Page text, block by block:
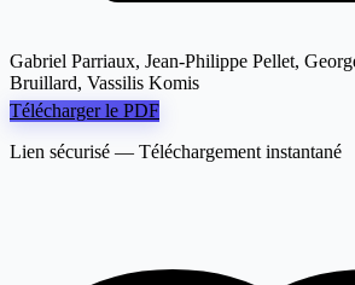
Gabriel Parriaux, Jean-Philippe Pellet,
Bruillard, Vassilis Komis
Télécharger le PDF
Lien sécurisé — Téléchargement instantané